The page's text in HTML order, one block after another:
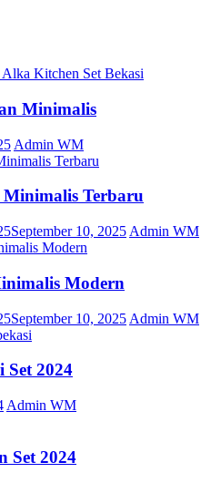
Minimalis
Admin WM
Terbaru
September 10, 2025 Admin WM
Modern
September 10, 2025 Admin WM
2024
Admin WM
Set 2024